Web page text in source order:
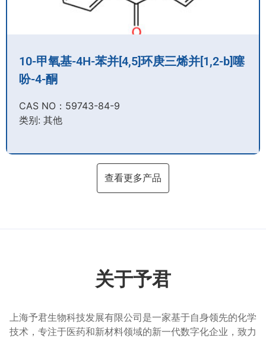
10-甲氧基-4H-苯并[4,5]环庚三烯并[1,2-b]噻
吩-4-酮
CAS NO：59743-84-9​
类别: 其他
查看更多产品
关于予君
上海予君生物科技发展有限公司是一家基于自身领先的化学
技术，专注于医药和新材料领域的新一代数字化企业，致力